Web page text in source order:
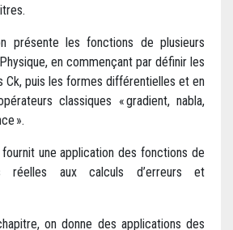
présente les fonctions de plusieurs
en commençant par définir les
Ck, puis les formes différentielles et en
classiques « gradient, nabla,
».
une application des fonctions de
réelles aux calculs d’erreurs et
on donne des applications des